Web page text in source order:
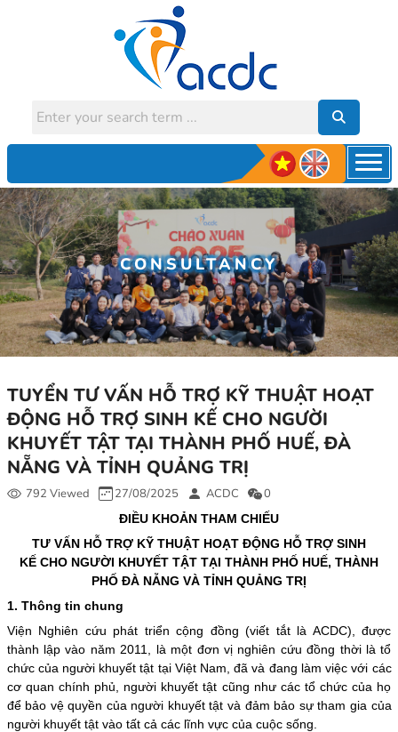
CONSULTANCY
TUYỂN TƯ VẤN HỖ TRỢ KỸ THUẬT HOẠT
ĐỘNG HỖ TRỢ SINH KẾ CHO NGƯỜI
KHUYẾT TẬT TẠI THÀNH PHỐ HUẾ, ĐÀ
NẴNG VÀ TỈNH QUẢNG TRỊ
792 Viewed 27/08/2025 ACDC 0
ĐIỀU KHOẢN THAM CHIẾU
TƯ VẤN HỖ TRỢ KỸ THUẬT HOẠT ĐỘNG HỖ TRỢ SINH
KẾ CHO NGƯỜI KHUYẾT TẬT TẠI THÀNH PHỐ HUẾ, THÀNH
PHỐ ĐÀ NẴNG VÀ TỈNH QUẢNG TRỊ
1. Thông tin chung
Viện Nghiên cứu phát triển cộng đồng (viết tắt là ACDC), được
thành lập vào năm 2011, là một đơn vị nghiên cứu đồng thời là tổ
chức của người khuyết tật tại Việt Nam, đã và đang làm việc với các
cơ quan chính phủ, người khuyết tật cũng như các tổ chức của họ
để bảo vệ quyền của người khuyết tật và đảm bảo sự tham gia của
người khuyết tật vào tất cả các lĩnh vực của cuộc sống.